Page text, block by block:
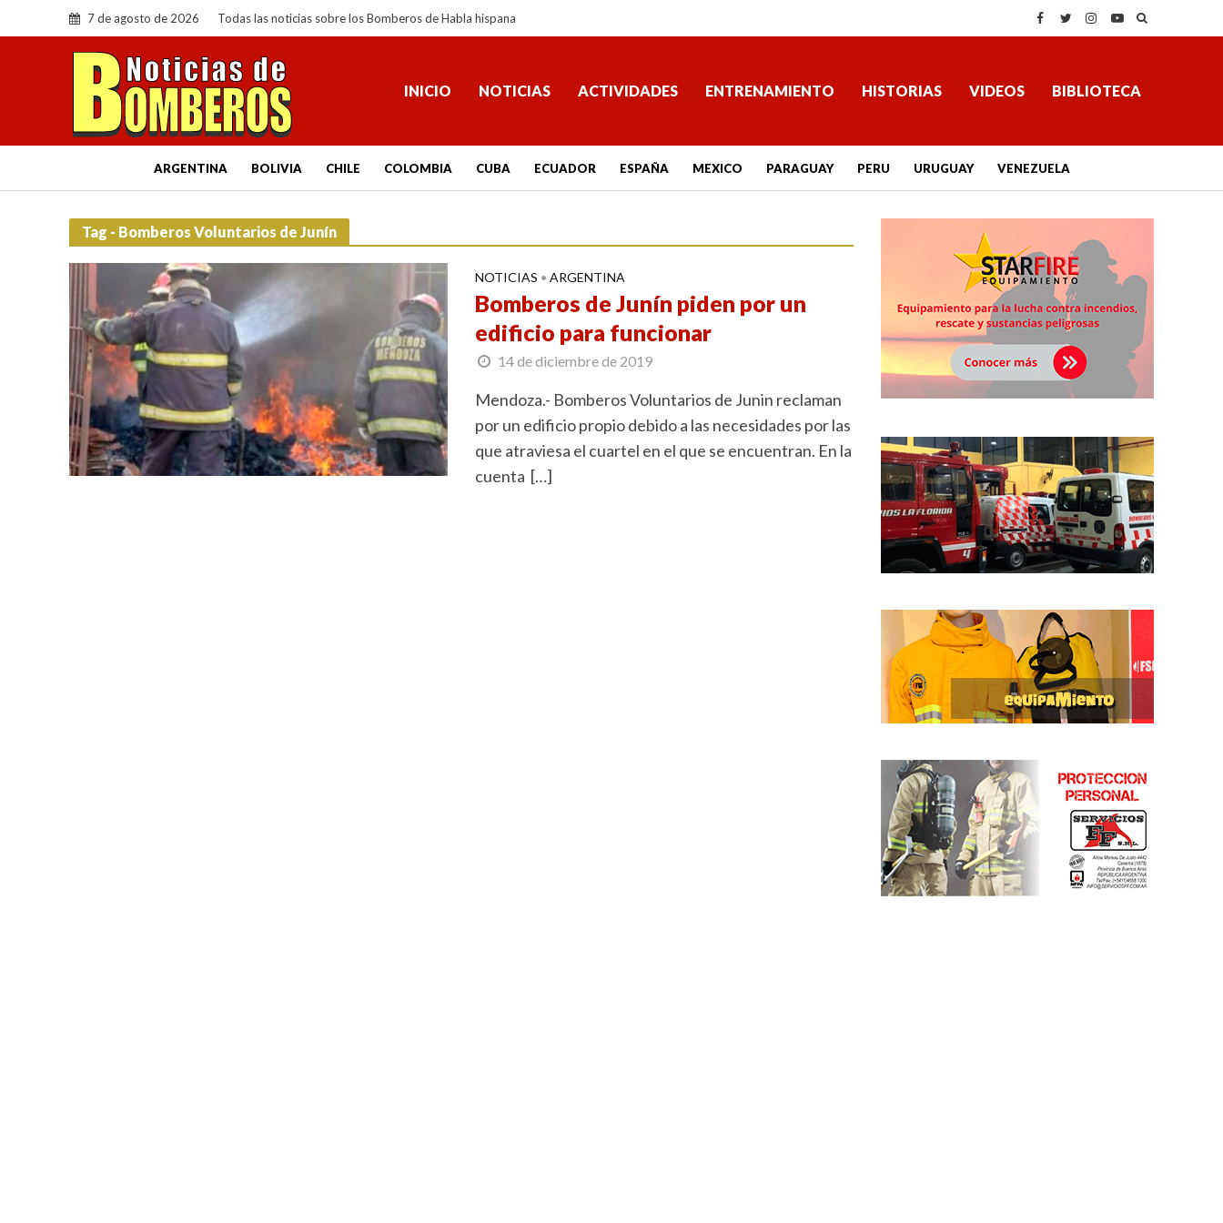
7 de agosto de 2026 Todas las noticias sobre los Bomberos de Habla hispana
INICIO NOTICIAS ACTIVIDADES ENTRENAMIENTO HISTORIAS VIDEOS BIBLIOTECA
ARGENTINA BOLIVIA CHILE COLOMBIA CUBA ECUADOR ESPAÑA MEXICO PARAGUAY PERU URUGUAY VENEZUELA
Tag - Bomberos Voluntarios de Junín
NOTICIAS • ARGENTINA
Bomberos de Junín piden por un
edificio para funcionar
14 de diciembre de 2019
Mendoza.- Bomberos Voluntarios de Junin reclaman
por un edificio propio debido a las necesidades por las
que atraviesa el cuartel en el que se encuentran. En la
cuenta […]